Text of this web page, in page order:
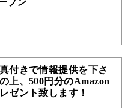
付きで情報提供を下さ
上、500円分のAmazon
ゼント致します！